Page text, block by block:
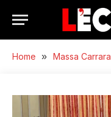
Home » Massa Carrara